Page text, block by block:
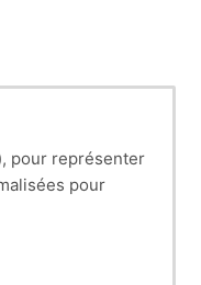
pour représenter
pour